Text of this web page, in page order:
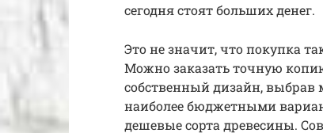
сегодня стоят больших денег.
Это не значит, что покупка
Можно заказать точную
собственный дизайн,
наиболее бюджетными
дешевые сорта древесины.